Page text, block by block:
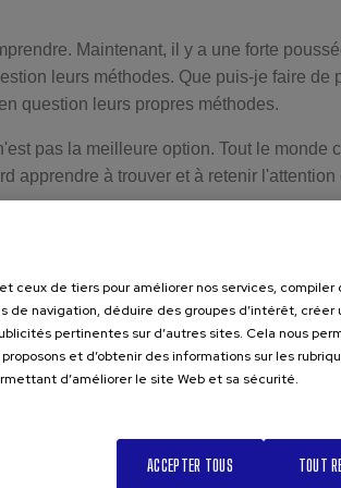
Maintenant, il y a une forte
leurs méthodes. Que puis-je faire de
question leurs propres méthodes.
pas la meilleure option. Tout le monde
apprendre à trouver et à retenir
est la grande force des vendeurs.
à la croissance. Pour aider les
de ventes en tant que formateur peut
également entre la peur,
ceux de tiers pour améliorer nos services, compiler
de navigation, déduire des groupes d’intérêt, créer
pertinentes sur d’autres sites. Cela nous
et d’obtenir des informations sur les
d’améliorer le site Web et sa sécurité.
TOUT
ACCEPTER TOUS